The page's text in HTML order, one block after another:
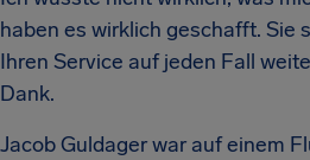
haben es wirklich geschafft. Sie
Ihren Service auf jeden Fall
Dank.
Jacob Guldager war auf einem